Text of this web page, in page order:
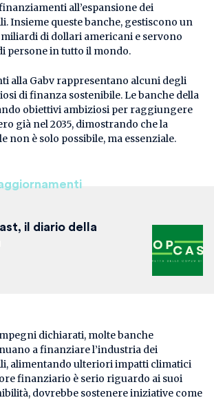
all’espansione dei
Insieme queste banche, gestiscono un
di dollari americani e servono
persone in tutto il mondo.
alla Gabv rappresentano alcuni degli
di finanza sostenibile. Le banche della
obiettivi ambiziosi per raggiungere
già nel 2035, dimostrando che la
non è solo possibile, ma essenziale.
il diario della
dichiarati, molte banche
a finanziare l’industria dei
alimentando ulteriori impatti climatici
finanziario è serio riguardo ai suoi
dovrebbe sostenere iniziative come